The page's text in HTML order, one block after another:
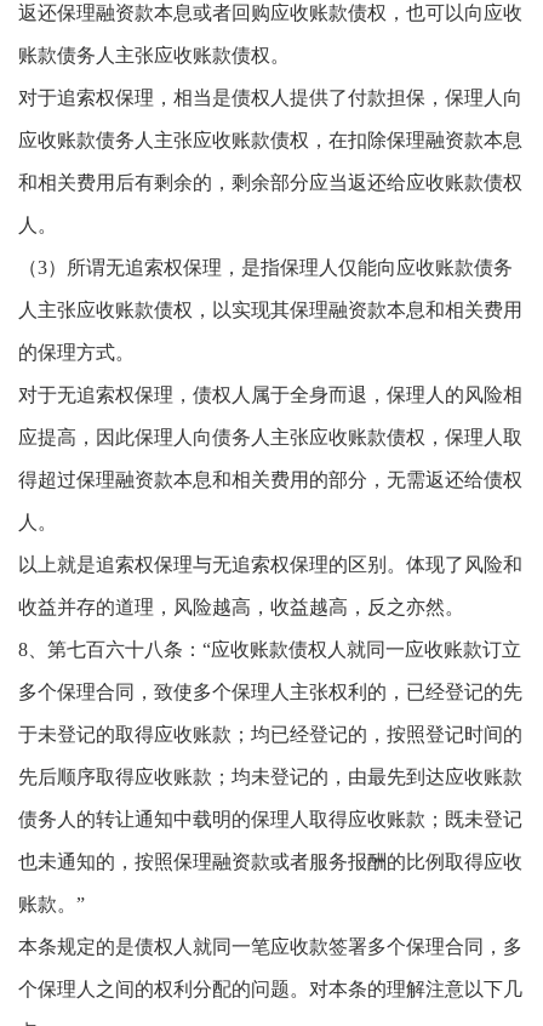
返还保理融资款本息或者回购应收账款债权，也可以向应收
账款债务人主张应收账款债权。
对于追索权保理，相当是债权人提供了付款担保，保理人向
应收账款债务人主张应收账款债权，在扣除保理融资款本息
和相关费用后有剩余的，剩余部分应当返还给应收账款债权
人。
（3）所谓无追索权保理，是指保理人仅能向应收账款债务
人主张应收账款债权，以实现其保理融资款本息和相关费用
的保理方式。
对于无追索权保理，债权人属于全身而退，保理人的风险相
应提高，因此保理人向债务人主张应收账款债权，保理人取
得超过保理融资款本息和相关费用的部分，无需返还给债权
人。
以上就是追索权保理与无追索权保理的区别。体现了风险和
收益并存的道理，风险越高，收益越高，反之亦然。
8、第七百六十八条：“应收账款债权人就同一应收账款订立
多个保理合同，致使多个保理人主张权利的，已经登记的先
于未登记的取得应收账款；均已经登记的，按照登记时间的
先后顺序取得应收账款；均未登记的，由最先到达应收账款
债务人的转让通知中载明的保理人取得应收账款；既未登记
也未通知的，按照保理融资款或者服务报酬的比例取得应收
账款。”
本条规定的是债权人就同一笔应收款签署多个保理合同，多
个保理人之间的权利分配的问题。对本条的理解注意以下几